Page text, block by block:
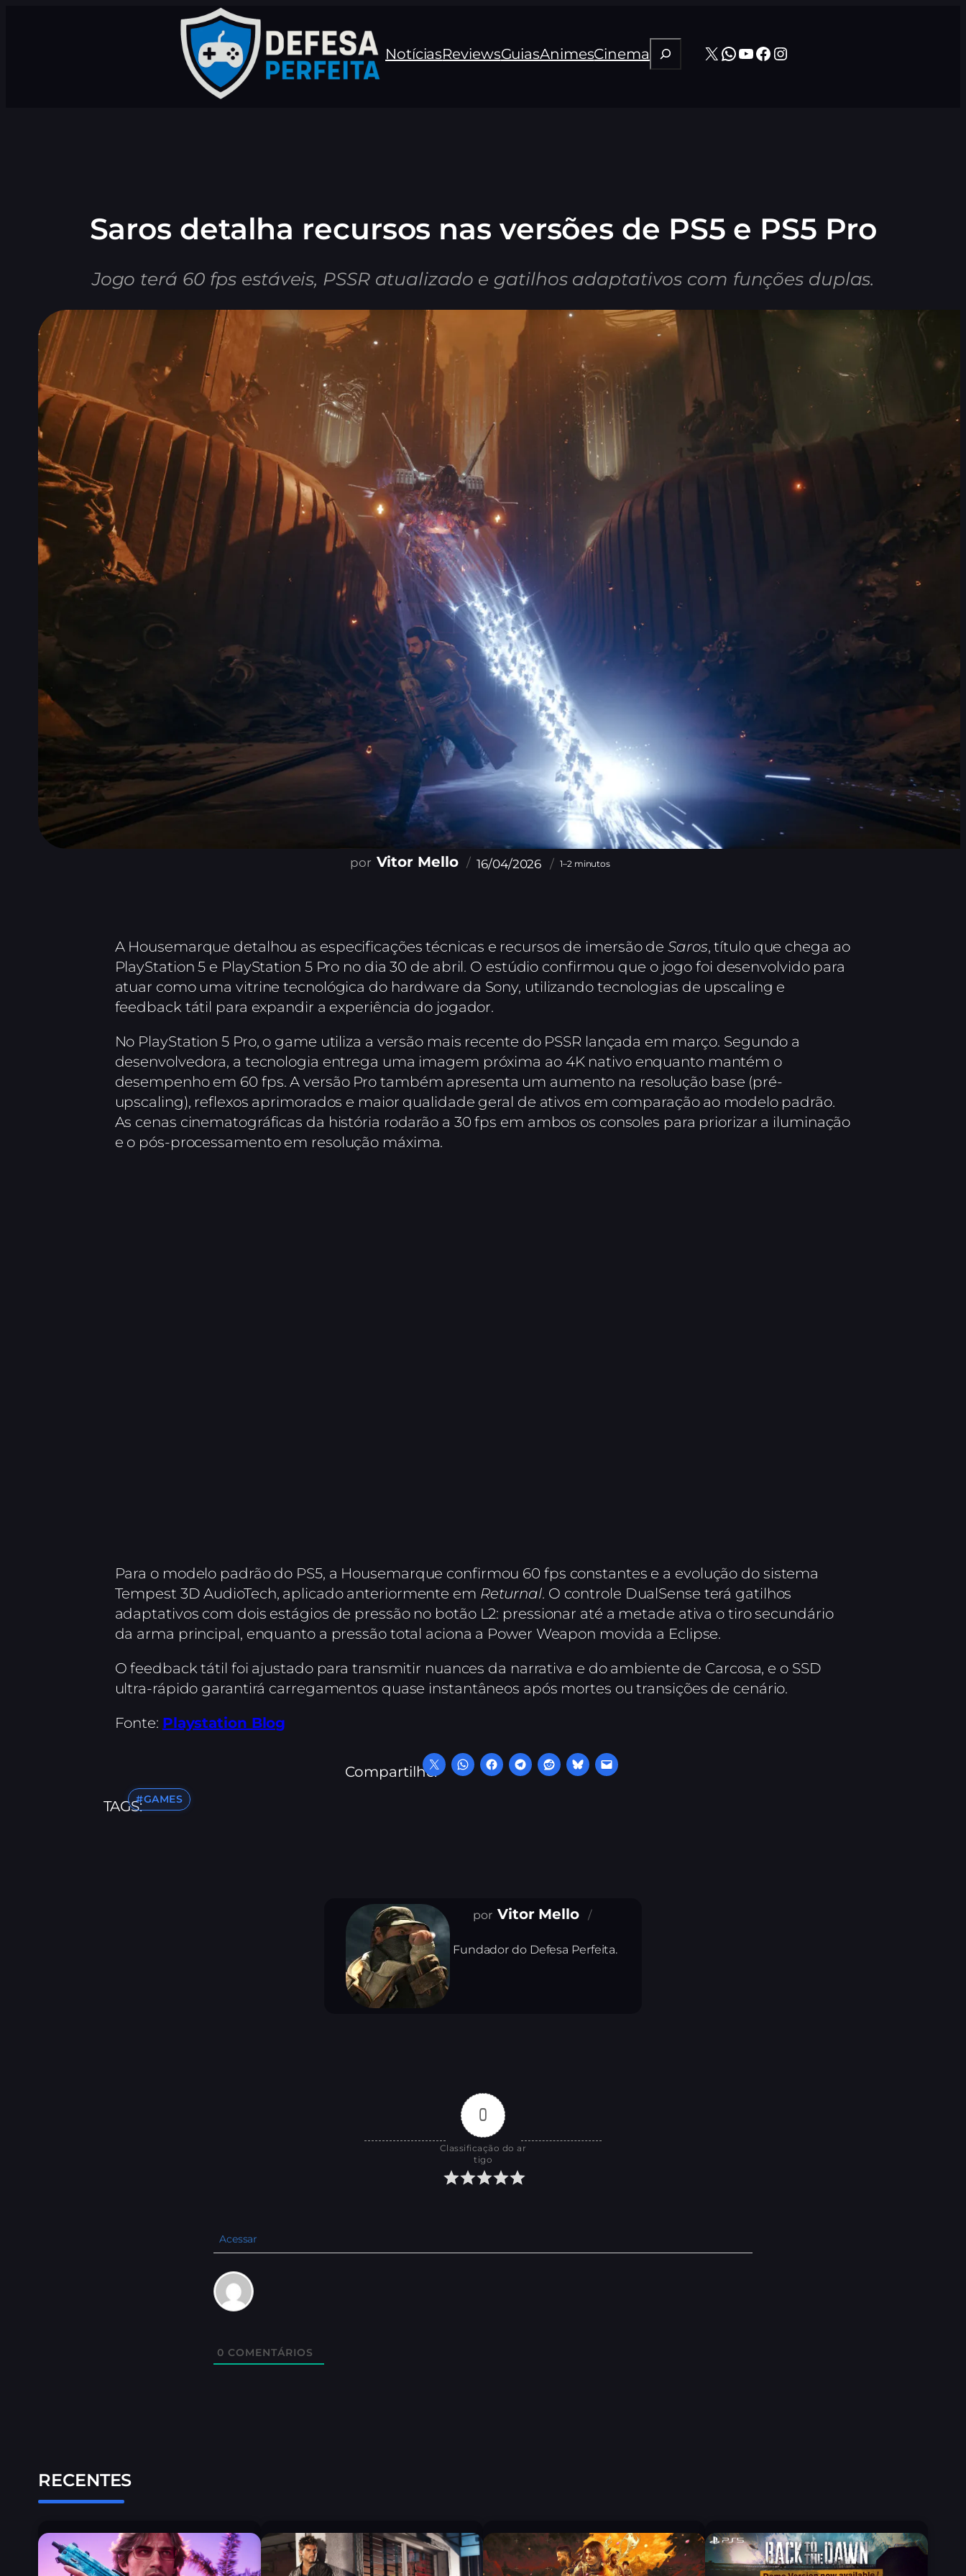
NotíciasReviewsGuiasAnimesCinema Pesquisar
X WhatsApp
Youtube
Facebook
Instagram
Saros detalha recursos nas versões de PS5 e PS5 Pro
Jogo terá 60 fps estáveis, PSSR atualizado e gatilhos adaptativos com funções duplas.
Vitor Mello 16/04/2026 1–2 minutos
A Housemarque detalhou as especificações técnicas e recursos de imersão deSaros, título que chega ao
PlayStation 5 e PlayStation 5 Pro no dia 30 de abril. O estúdio confirmou que o jogo foi desenvolvido para
atuar como uma vitrine tecnológica do hardware da Sony, utilizando tecnologias de upscaling e
feedback tátil para expandir a experiência do jogador.
No PlayStation 5 Pro, o game utiliza a versão mais recente do PSSR lançada em março. Segundo a
desenvolvedora, a tecnologia entrega uma imagem próxima ao 4K nativo enquanto mantém o
desempenho em 60 fps. A versão Pro também apresenta um aumento na resolução base (pré-
upscaling), reflexos aprimorados e maior qualidade geral de ativos em comparação ao modelo padrão.
As cenas cinematográficas da história rodarão a 30 fps em ambos os consoles para priorizar a iluminação
e o pós-processamento em resolução máxima.
Para o modelo padrão do PS5, a Housemarque confirmou 60 fps constantes e a evolução do sistema
Tempest 3D AudioTech, aplicado anteriormente em Returnal. O controle DualSense terá gatilhos
adaptativos com dois estágios de pressão no botão L2: pressionar até a metade ativa o tiro secundário
da arma principal, enquanto a pressão total aciona a Power Weapon movida a Eclipse.
O feedback tátil foi ajustado para transmitir nuances da narrativa e do ambiente de Carcosa, e o SSD
ultra-rápido garantirá carregamentos quase instantâneos após mortes ou transições de cenário.
Fonte: Playstation Blog
Compartilhe:
TAGS:#GAMES
Vitor Mello
Fundador do Defesa Perfeita.
0
Classificação do ar
tigo
Acessar
0 COMENTÁRIOS
RECENTES